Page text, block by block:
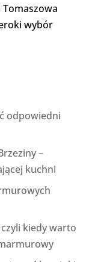
wybór
odpowiedni
–
kuchni
kiedy warto